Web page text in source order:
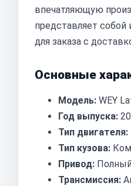
впечатляющую
представляет
для заказа с
Основные
Модель: WEY
Год выпуска:
Тип двигателя:
Тип кузова:
Привод:
Трансмиссия: